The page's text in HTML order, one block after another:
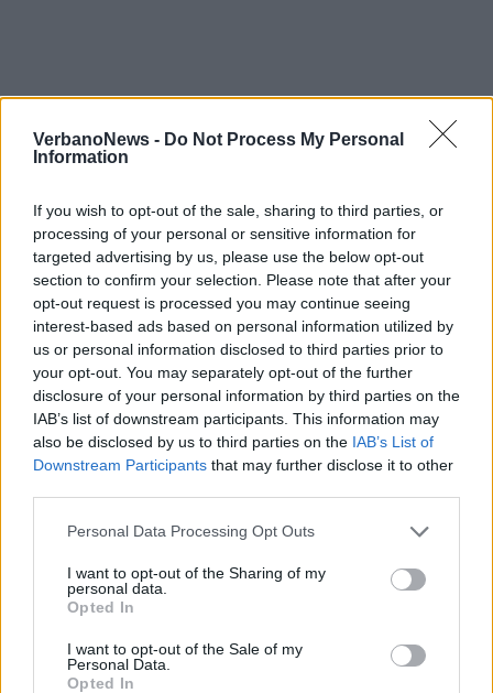
VerbanoNews - Do Not Process My Personal
Information
If you wish to opt-out of the sale, sharing to third parties, or
processing of your personal or sensitive information for
targeted advertising by us, please use the below opt-out
section to confirm your selection. Please note that after your
opt-out request is processed you may continue seeing
interest-based ads based on personal information utilized by
us or personal information disclosed to third parties prior to
your opt-out. You may separately opt-out of the further
disclosure of your personal information by third parties on the
IAB’s list of downstream participants. This information may
also be disclosed by us to third parties on the IAB’s List of
Downstream Participants that may further disclose it to other
Personal Data Processing Opt Outs
I want to opt-out of the Sharing of my
personal data.
Opted In
I want to opt-out of the Sale of my
Personal Data.
Opted In
Via Confalonieri, 5
Castronno
Tutti gli eventi
diagosto
econews
leonardo balzarini sesto calende
LEGGI GLI ALTRI ARTICOLI DI